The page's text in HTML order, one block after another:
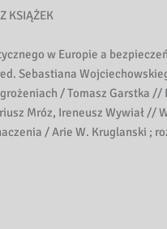
KSIĄŻEK
w Europie a
Sebastiana
/ Tomasz Garstka //
Mróz, Ireneusz Wywiał //
/ Arie W. Kruglanski ;